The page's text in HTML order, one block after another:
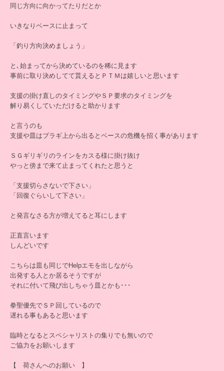
同じ方向に向かってたりだとか
いきなりベースに止まって
「釣り方向決めましょう」
と､始まってから決めているのを稀に見ます
事前に取り決めしてて貰えるとＰＴＭは嬉しいと思います
支援の掛け直しのタイミングやＳＰ要求のタイミングを
解り易くしていただけると助かります
と言うのも
支援や皿はブラギ上から出るとベースの危機を招く事があります
ＳＧギリギリのラインをカスる様に掛け抜け
やっと傍まで来て止まってくれたと思うと
「支援切らさないで下さい」
「回復ぐらいして下さい」
と発言なさる方が増えてると耳にします
正直言います
しんどいです
こちらは皿も同じでHelpエモを出しながら
出発する人とか居るそうですが
それに付いて飛び出しちゃう皿とかも･･･
拳聖優先でＳＰ回しているので
遅れる事もあると思います
臨時となるとスペシャリストの集りでも無いので
ご協力をお願いします
【 荷さんへのお願い 】